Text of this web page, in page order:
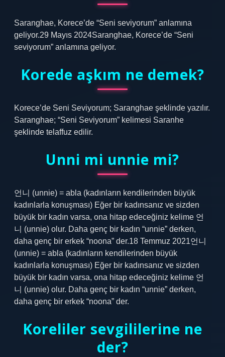
Saranghae, Korece’de “Seni seviyorum” anlamına
geliyor.29 Mayıs 2024Saranghae, Korece’de “Seni
seviyorum” anlamına geliyor.
Korede aşkım ne demek?
Korece’de Seni Seviyorum; Saranghae şeklinde yazılır.
Saranghae; “Seni Seviyorum” kelimesi Saranhe
şeklinde telaffuz edilir.
Unni mi unnie mi?
언니 (unnie) = abla (kadınların kendilerinden büyük
kadınlarla konuşması) Eğer bir kadınsanız ve sizden
büyük bir kadın varsa, ona hitap edeceğiniz kelime 언
니 (unnie) olur. Daha genç bir kadın “unnie” derken,
daha genç bir erkek “noona” der.18 Temmuz 2021언니
(unnie) = abla (kadınların kendilerinden büyük
kadınlarla konuşması) Eğer bir kadınsanız ve sizden
büyük bir kadın varsa, ona hitap edeceğiniz kelime 언
니 (unnie) olur. Daha genç bir kadın “unnie” derken,
daha genç bir erkek “noona” der.
Koreliler sevgililerine ne
der?